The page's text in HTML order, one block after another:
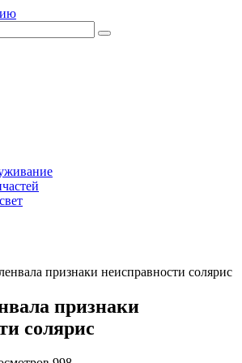
признаки неисправности солярис
признаки
солярис